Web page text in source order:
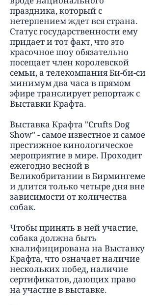
праздника, который с
нетерпением ждет вся страна.
Статус государственности ему
придает и тот факт, что это
красочное шоу обязательно
посещает член королевской
семьи, а телекомпания Би-би-си
минимум два часа в прямом
эфире транслирует репортаж с
Выставки Крафта.
Выставка Крафта "Crufts Dog
Show" - самое известное и самое
престижное кинологическое
мероприятие в мире. Проходит
ежегодно весной в
Великобритании в Бирмингеме
и длится только четыре дня вне
зависимости от количества
собак.
Чтобы принять в ней участие,
собака должна быть
квалифицирована на Выставку
Крафта, что означает наличие
нескольких побед, наличие
сертификатов, дающих право
на участие в выставке.